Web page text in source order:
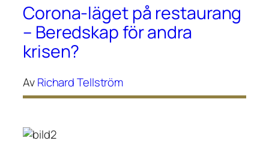
Corona-läget på restaurang
– Beredskap för andra
krisen?
AvRichard Tellström